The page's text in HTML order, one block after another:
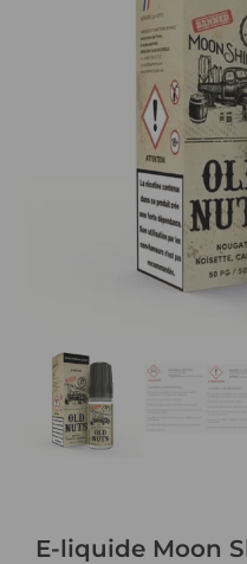
E-liquide Moon